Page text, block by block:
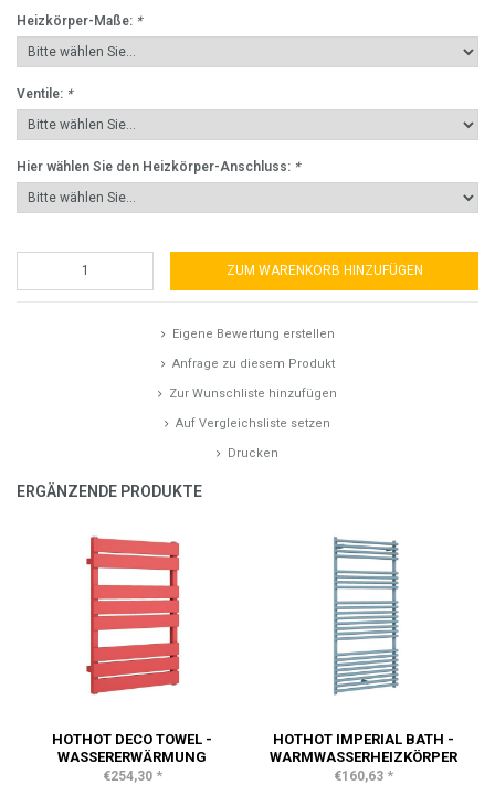
Heizkörper-Maße: *
Ventile: *
Hier wählen Sie den Heizkörper-Anschluss: *
ZUM WARENKORB HINZUFÜGEN
Eigene Bewertung erstellen
Anfrage zu diesem Produkt
Zur Wunschliste hinzufügen
Auf Vergleichsliste setzen
Drucken
ERGÄNZENDE PRODUKTE
HOTHOT DECO TOWEL -
WASSERERWÄRMUNG
€254,30 *
HOTHOT IMPERIAL BATH -
WARMWASSERHEIZKÖRPER
€160,63 *